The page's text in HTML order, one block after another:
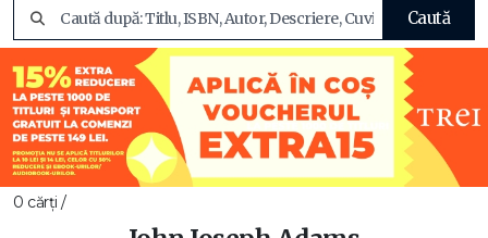
Caută
0 cărți /